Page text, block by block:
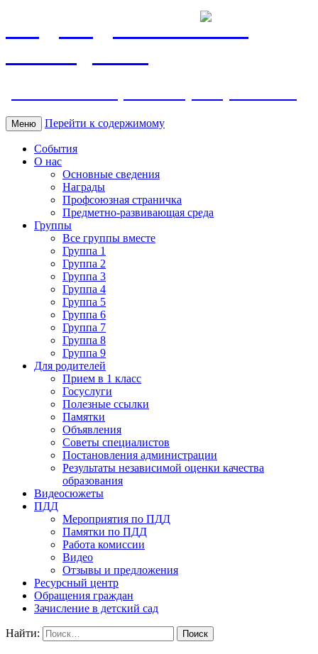
МБДОУ ДС "Калинка"
Меню Перейти к содержимому
События
О нас
Основные сведения
Награды
Профсоюзная страничка
Предметно-развивающая среда
Группы
Все группы вместе
Группа 1
Группа 2
Группа 3
Группа 4
Группа 5
Группа 6
Группа 7
Группа 8
Группа 9
Для родителей
Прием в 1 класс
Госуслуги
Полезные ссылки
Памятки
Объявления
Советы специалистов
Постановления администрации
Результаты независимой оценки качества
образования
Видеосюжеты
ПДД
Мероприятия по ПДД
Памятки по ПДД
Работа комиссии
Видео
Отзывы и предложения
Ресурсный центр
Обращения граждан
Зачисление в детский сад
Найти: